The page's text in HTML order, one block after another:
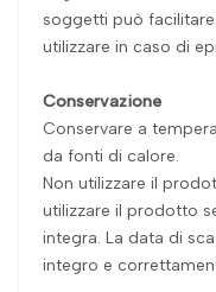
soggetti può
utilizzare in caso di
Conservazione
Conservare a
da fonti di calore.
Non utilizzare il
utilizzare il prodotto
integra. La data di
integro e